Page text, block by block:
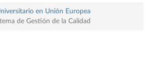
en Unión Europea
de Gestión de la Calidad